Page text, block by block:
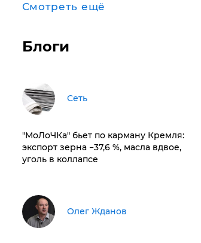
Смотреть ещё
Блоги
Сеть
​"МоЛоЧКа" бьет по карману Кремля:
экспорт зерна −37,6 %, масла вдвое,
уголь в коллапсе
Олег Жданов